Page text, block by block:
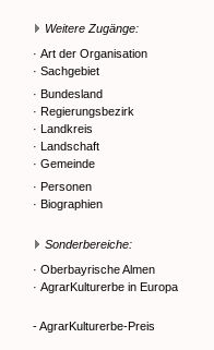
Weitere Zugänge:
· Art der Organisation
· Sachgebiet
· Bundesland
· Regierungsbezirk
· Landkreis
· Landschaft
· Gemeinde
· Personen
· Biographien
Sonderbereiche:
· Oberbayrische Almen
· AgrarKulturerbe in Europa
- AgrarKulturerbe-Preis